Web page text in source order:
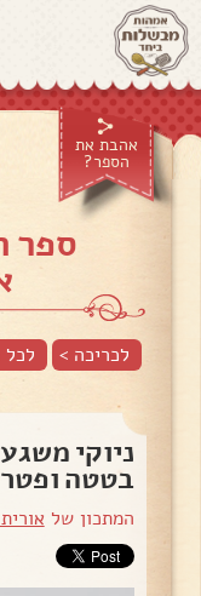
אהבת את
הספר?
ספר
לכריכה > לכל
ניוקי
בטטה
המתכון של